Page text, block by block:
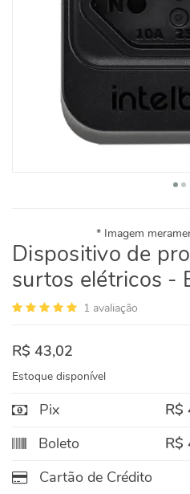
Dispositivo de
surtos elétricos -
1 avaliação
R$ 43,02
Estoque disponível
Pix R$
Boleto
R$
Cartão de Crédito